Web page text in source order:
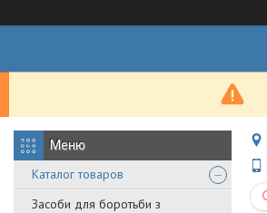
Каталог товаров
Засоби для боротьби з